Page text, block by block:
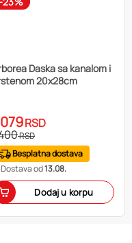
Daska sa kanalom i
20x28cm
RSD
RSD
Besplatna dostava
Dostava od13.08.
Dodaj u korpu